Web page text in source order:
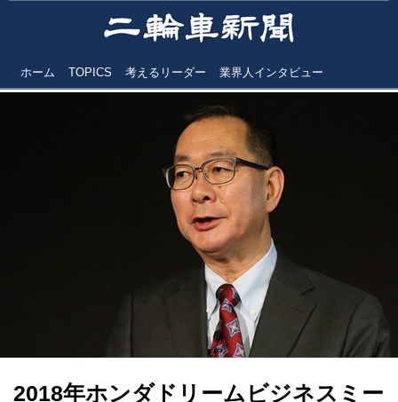
ホーム TOPICS 考えるリーダー 業界人インタビュー
2018年ホンダドリームビジネスミー